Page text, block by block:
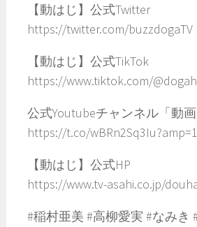
【動はじ】公式Twitter
https://twitter.com/buzzdogaTV
【動はじ】公式TikTok
https://www.tiktok.com/
公式Youtubeチャンネル「動
https://t.co/wBRn2Sq3Iu?amp=1
【動はじ】公式HP
https://www.tv-asahi.co.jp/
#稲村亜美 #高柳愛実 #なみき